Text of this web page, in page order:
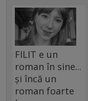
FILIT e un
roman în sine...
și încă un
roman foarte